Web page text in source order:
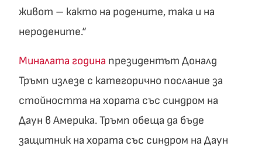
живот – както на родените, така и на
неродените.“
Миналата година президентът Доналд
Тръмп излезе с категорично послание за
стойността на хората със синдром на
Даун в Америка. Тръмп обеща да бъде
защитник на хората със синдром на Даун